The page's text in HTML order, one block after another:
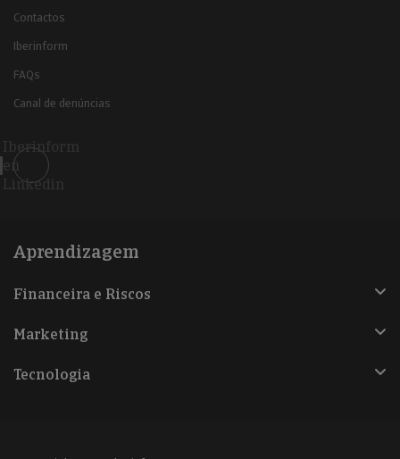
Contactos
Iberinform
FAQs
Canal de denúncias
Iberinform
en
Linkedin
Aprendizagem
Financeira e Riscos
Marketing
Tecnologia